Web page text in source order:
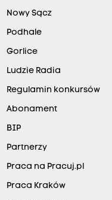
Nowy Sącz
Podhale
Gorlice
Ludzie Radia
Regulamin konkursów
Abonament
BIP
Partnerzy
Praca na Pracuj.pl
Praca Kraków